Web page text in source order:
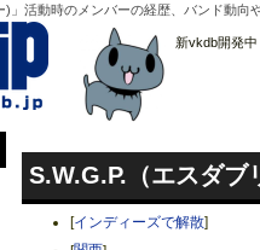
)」活動時のメンバーの経歴、バンド動
新vkdb開発中
S.W.G.P.（エスダブ
[インディーズで解散]